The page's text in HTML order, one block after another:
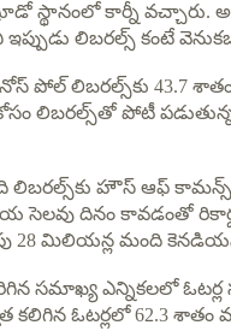
స్థానంలో కార్నీ వచ్చారు.
లిబరల్స్ కంటే
లిబరల్స్‌కు 43.7 శాతం
లిబరల్స్‌తో పోటీ
హౌస్ ఆఫ్
సెలవు దినం కావడంతో
28 మిలియన్ల మంది
జరిగిన సమాఖ్య ఎన్నికలలో
కలిగిన ఓటర్లలో 62.3